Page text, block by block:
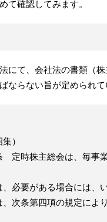
て確認してみます。
にて、会社法の書類（
ならない旨が定められて
）
定時株主総会は、毎事
必要がある場合には、
次条第四項の規定によ